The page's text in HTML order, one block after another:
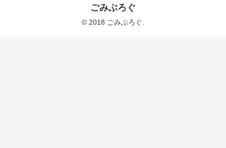
ごみぶろぐ
© 2018 ごみぶろぐ.